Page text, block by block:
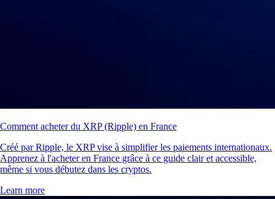
Comment acheter du XRP (Ripple) en France
Créé par Ripple, le XRP vise à simplifier les paiements internationaux.
Apprenez à l'acheter en France grâce à ce guide clair et accessible,
même si vous débutez dans les cryptos.
Learn more